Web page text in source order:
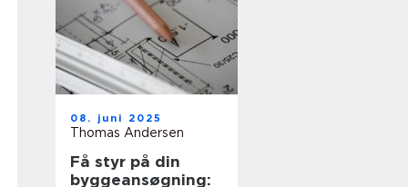
08. juni 2025
Thomas Andersen
Få styr på din
byggeansøgning: